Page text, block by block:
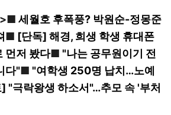
>■ 세월호 후폭풍? 박원순-정몽준
■ [단독] 해경, 희생 학생 휴대폰
먼저 봤다■ "나는 공무원이기 전
다"■ "여학생 250명 납치…노예
"극락왕생 하소서"…추모 속 '부처